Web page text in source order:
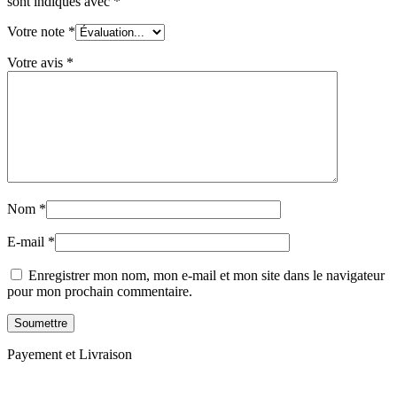
Votre note *
Votre avis *
Nom *
E-mail *
Enregistrer mon nom, mon e-mail et mon site dans le navigateur
pour mon prochain commentaire.
Payement et Livraison